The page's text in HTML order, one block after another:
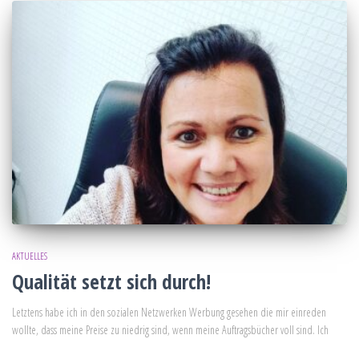
AKTUELLES
Qualität setzt sich durch!
Letztens habe ich in den sozialen Netzwerken Werbung gesehen die mir einreden
wollte, dass meine Preise zu niedrig sind, wenn meine Auftragsbücher voll sind. Ich